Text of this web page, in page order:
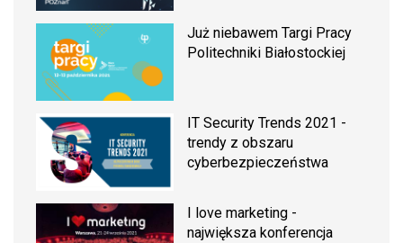
Już niebawem Targi Pracy
Politechniki Białostockiej
IT Security Trends 2021 -
trendy z obszaru
cyberbezpieczeństwa
I love marketing -
największa konferencja